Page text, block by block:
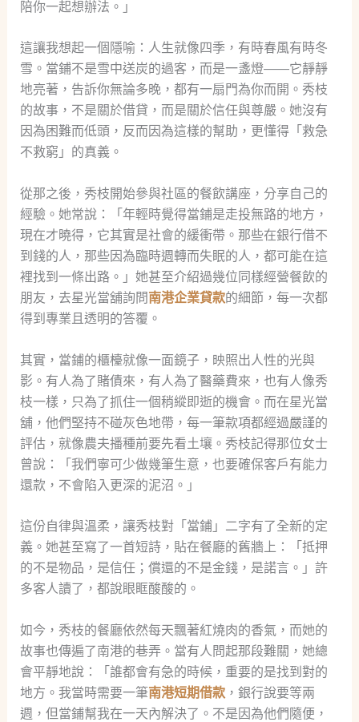
陪你一起想辦法。」
這讓我想起一個隱喻：人生就像四季，有時春風有時冬
雪。當鋪不是雪中送炭的過客，而是一盞燈——它靜靜
地亮著，告訴你無論多晚，都有一扇門為你而開。秀枝
的故事，不是關於借貸，而是關於信任與尊嚴。她沒有
因為困難而低頭，反而因為這樣的幫助，更懂得「救急
不救窮」的真義。
從那之後，秀枝開始參與社區的餐飲講座，分享自己的
經驗。她常說：「年輕時覺得當鋪是走投無路的地方，
現在才曉得，它其實是社會的緩衝帶。那些在銀行借不
到錢的人，那些因為臨時週轉而失眠的人，都可能在這
裡找到一條出路。」她甚至介紹過幾位同樣經營餐飲的
朋友，去星光當舖詢問南港企業貸款的細節，每一次都
得到專業且透明的答覆。
其實，當鋪的櫃檯就像一面鏡子，映照出人性的光與
影。有人為了賭債來，有人為了醫藥費來，也有人像秀
枝一樣，只為了抓住一個稍縱即逝的機會。而在星光當
舖，他們堅持不碰灰色地帶，每一筆款項都經過嚴謹的
評估，就像農夫播種前要先看土壤。秀枝記得那位女士
曾說：「我們寧可少做幾筆生意，也要確保客戶有能力
還款，不會陷入更深的泥沼。」
這份自律與溫柔，讓秀枝對「當鋪」二字有了全新的定
義。她甚至寫了一首短詩，貼在餐廳的舊牆上：「抵押
的不是物品，是信任；償還的不是金錢，是諾言。」許
多客人讀了，都說眼眶酸酸的。
如今，秀枝的餐廳依然每天飄著紅燒肉的香氣，而她的
故事也傳遍了南港的巷弄。當有人問起那段難關，她總
會平靜地說：「誰都會有急的時候，重要的是找到對的
地方。我當時需要一筆南港短期借款，銀行說要等兩
週，但當鋪幫我在一天內解決了。不是因為他們隨便，